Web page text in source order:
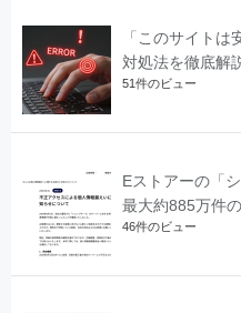
「このサイト
対処法を徹底解
51件のビュー
Eストアーの「
最大約885万件
46件のビュー